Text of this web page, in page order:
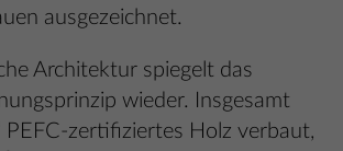
ausgezeichnet.
Architektur spiegelt das
wieder. Insgesamt
zertifiziertes Holz verbaut,